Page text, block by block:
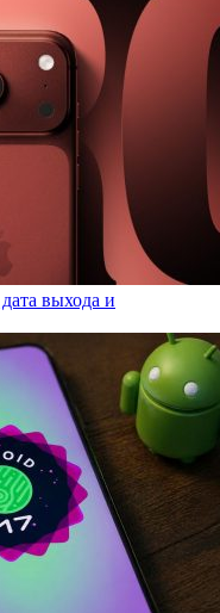
выхода и